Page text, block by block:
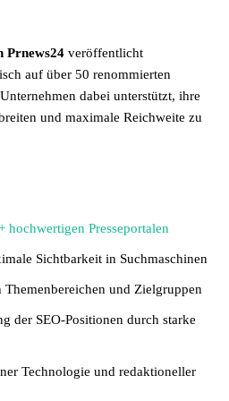
Prnews24 veröffentlicht
auf über 50 renommierten
dabei unterstützt, ihre
und maximale Reichweite zu
Presseportalen
Sichtbarkeit in Suchmaschinen
und Zielgruppen
der SEO-Positionen durch starke
Technologie und redaktioneller